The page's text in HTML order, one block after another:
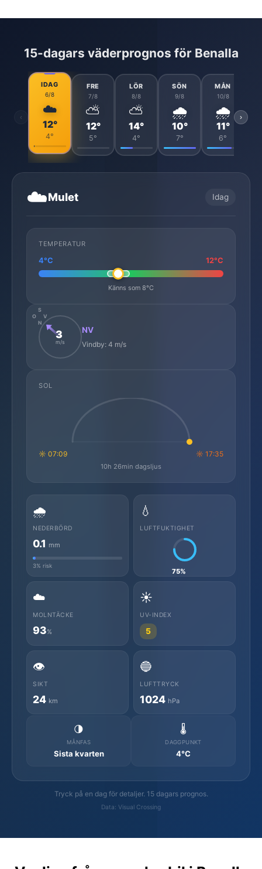
15-dagars väderprognos för Benalla
‹
IDAG
6/8
☁️
12°
4°
FRE
7/8
⛅
12°
5°
LÖR
8/8
⛅
14°
4°
SÖN
9/8
🌧️
10°
7°
MÅN
10/8
🌧️
11°
6°
›
☁️Mulet Idag
TEMPERATUR
4°C 12°C
Känns som 8°C
N
S
O
V
3
m/s
NV
Vindby: 4 m/s
SOL
☼ 07:09 ☼ 17:35
10h 26min dagsljus
🌧️
NEDERBÖRD
0.1 mm
3% risk
💧
LUFTFUKTIGHET
75%
☁️
MOLNTÄCKE
93%
☀️
UV-INDEX
5
👁️
SIKT
24 km
🔵
LUFTTRYCK
1024 hPa
🌗
MÅNFAS
Sista kvarten
🌡️
DAGGPUNKT
4°C
Tryck på en dag för detaljer. 15 dagars prognos.
Data: Visual Crossing